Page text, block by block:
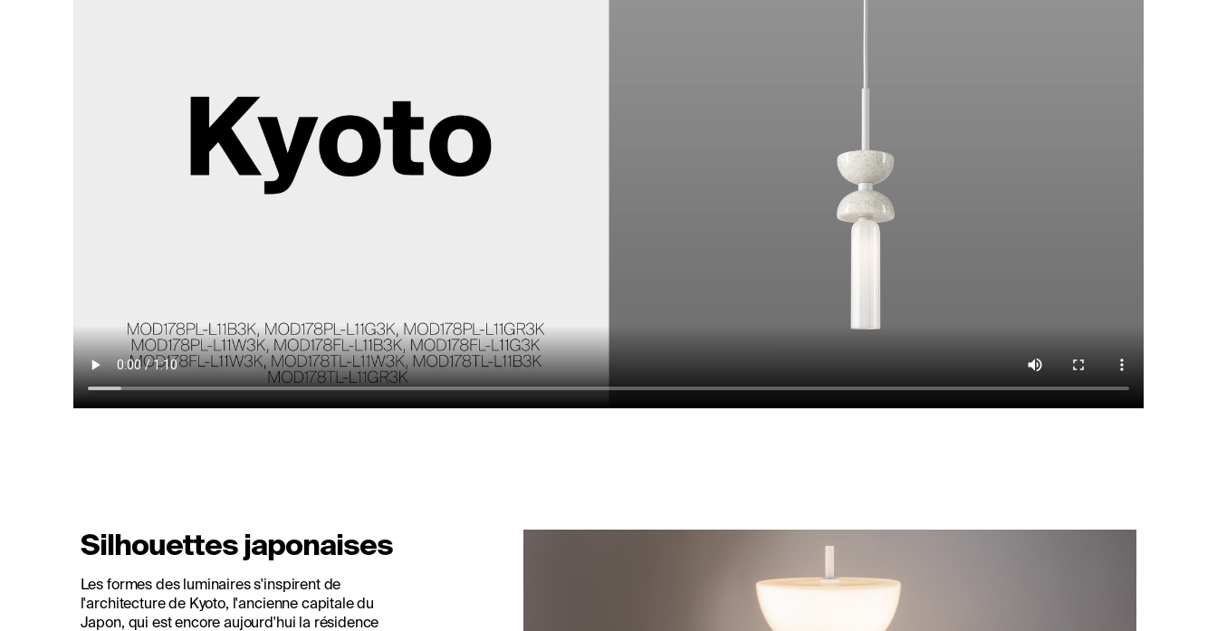
Silhouettes japonaises
Les formes des luminaires s'inspirent de
l'architecture de Kyoto, l'ancienne capitale du
Japon, qui est encore aujourd'hui la résidence